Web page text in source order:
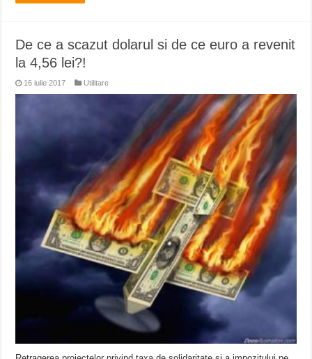
De ce a scazut dolarul si de ce euro a revenit
la 4,56 lei?!
16 iulie 2017 Utilitare